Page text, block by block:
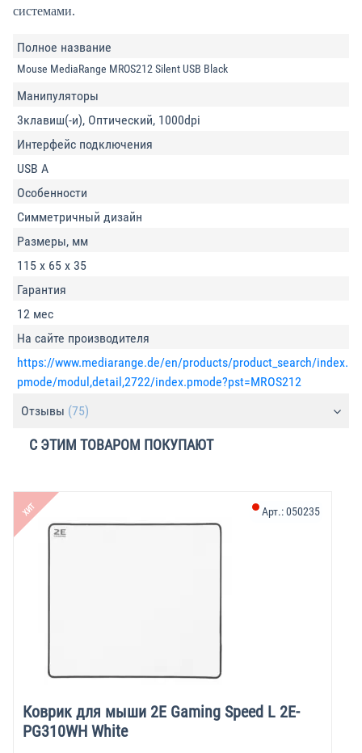
системами.
Полное название
Mouse MediaRange MROS212 Silent USB Black
Манипуляторы
3клавиш(-и), Оптический, 1000dpi
Интерфейс подключения
USB A
Особенности
Симметричный дизайн
Размеры, мм
115 x 65 x 35
Гарантия
12 мес
На сайте производителя
https://www.mediarange.de/en/products/product_search/index.
pmode/modul,detail,2722/index.pmode?pst=MROS212
Отзывы (75)
С ЭТИМ ТОВАРОМ ПОКУПАЮТ
ХИТ
Коврик для мыши 2E Gaming Speed L 2E-
PG310WH White
Арт.:050235